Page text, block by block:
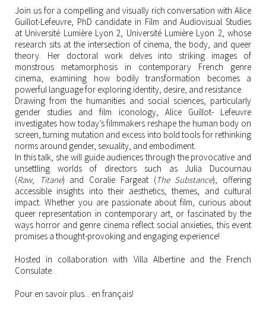
Join us for a compelling and visually rich conversation with Alice
Guillot-Lefeuvre, PhD candidate in Film and Audiovisual Studies
at Université Lumière Lyon 2, Université Lumière Lyon 2, whose
research sits at the intersection of cinema, the body, and queer
theory. Her doctoral work delves into striking images of
monstrous metamorphosis in contemporary French genre
cinema, examining how bodily transformation becomes a
powerful language for exploring identity, desire, and resistance.
Drawing from the humanities and social sciences, particularly
gender studies and film iconology, Alice Guillot- Lefeuvre
investigates how today’s filmmakers reshape the human body on
screen, turning mutation and excess into bold tools for rethinking
norms around gender, sexuality, and embodiment.
In this talk, she will guide audiences through the provocative and
unsettling worlds of directors such as Julia Ducournau
(Raw, Titane) and Coralie Fargeat (The Substance), offering
accessible insights into their aesthetics, themes, and cultural
impact. Whether you are passionate about film, curious about
queer representation in contemporary art, or fascinated by the
ways horror and genre cinema reflect social anxieties, this event
promises a thought-provoking and engaging experience!
Hosted in collaboration with Villa Albertine and the French
Consulate.
Pour en savoir plus... en français!